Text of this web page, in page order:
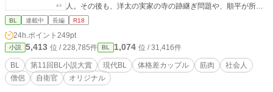
人。その後も、洋太の実家の寺の跡継ぎ問題や、順平が所属
する自衛隊の陸上部の存続問題など、様々な壁に突き当たる
ルの危機を乗り越えて行く。 海辺の古都で紡がれる、新人僧
侶と筋肉自衛官のボーイズラブ×陸上青春ヒューマンドラマ。
第11回BL小説大賞に参加してみようと、初のオリジナル小説
に挑戦してみることにしました。 過去に１話分だけ漫画（ネ
ーム）で上げてある「潮騒サンセットロード」という作品
BL 連載中 長編 R18
24h.ポイント 249pt
小説 5,413 位 / 228,785件 BL 1,074 位 / 31,416件
BL 第11回BL小説大賞 現代BL 体格差カップル 筋肉
社会人
僧侶
自衛官 オリジナル